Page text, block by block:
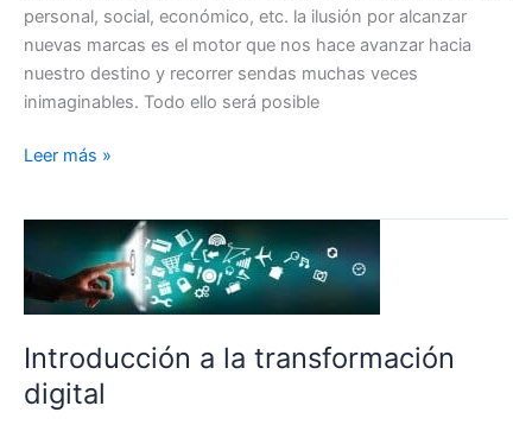
personal, social, económico, etc. la ilusión por alcanzar
nuevas marcas es el motor que nos hace avanzar hacia
nuestro destino y recorrer sendas muchas veces
inimaginables. Todo ello será posible
Leer más »
Introducción a la transformación
digital
Introducción
a
transformación
digital